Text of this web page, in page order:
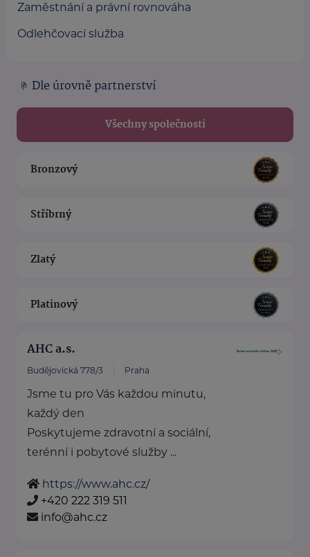
Zaměstnání a právní rovnováha
Odlehčovací služba
Dle úrovně partnerství
Všechny společnosti
Bronzový
Stříbrný
Zlatý
Platinový
AHC a.s.
Budějovická 778/3 Praha
Jsme tu pro Vás každou minutu,
každý den
Poskytujeme zdravotní a sociální,
terénní i pobytové služby ...
https://www.ahc.cz/
+420 222 319 511
info@ahc.cz